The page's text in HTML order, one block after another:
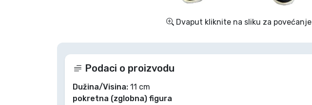
Dvaput kliknite na sliku za povećanje
Podaci o proizvodu
Dužina/Visina: 11 cm
pokretna (zglobna) figura
Sportski proizvodi
Glazbeni proizvodi